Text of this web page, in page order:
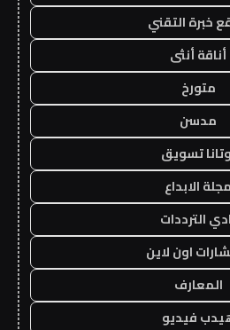
خبرة التقني
أناقة أنثى
متورخ
مدسن
تسويق
مجلة الابداع
الترددات
اون لاين
المعارف
فيديو